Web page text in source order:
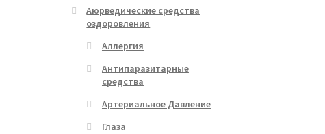
Аюрведические средства
оздоровления
Аллергия
Антипаразитарные
средства
Артериальное Давление
Глаза